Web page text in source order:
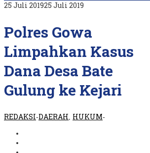
25 Juli 201925 Juli 2019
Polres Gowa
Limpahkan Kasus
Dana Desa Bate
Gulung ke Kejari
REDAKSI-DAERAH HUKUM-